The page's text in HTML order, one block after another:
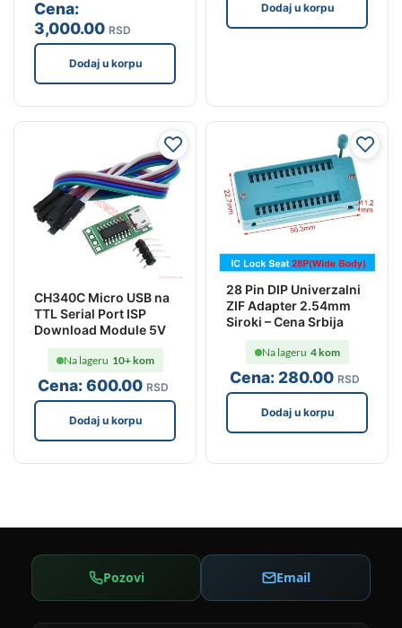
Cena:
3,000.00 RSD
Dodaj u korpu
Dodaj u korpu
CH340C Micro USB na
TTL Serial Port ISP
Download Module 5V
Cena:600.00 RSD
Na lageru 10+ kom
Dodaj u korpu
28 Pin DIP Univerzalni
ZIF Adapter 2.54mm
Siroki – Cena Srbija
Cena: 280.00 RSD
Na lageru 4 kom
Dodaj u korpu
Pozovi Email